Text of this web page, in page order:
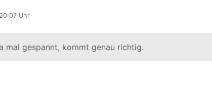
Uhr
mal gespannt, kommt genau richtig.